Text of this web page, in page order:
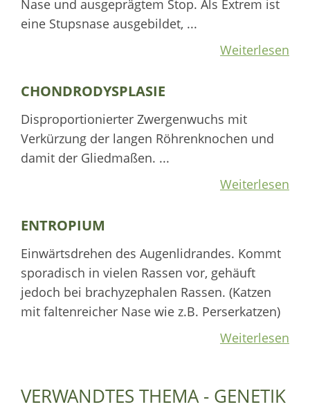
Nase und ausgeprägtem Stop. Als Extrem ist
eine Stupsnase ausgebildet, ...
Weiterlesen
CHONDRODYSPLASIE
Disproportionierter Zwergenwuchs mit
Verkürzung der langen Röhrenknochen und
damit der Gliedmaßen. ...
Weiterlesen
ENTROPIUM
Einwärtsdrehen des Augenlidrandes. Kommt
sporadisch in vielen Rassen vor, gehäuft
jedoch bei brachyzephalen Rassen. (Katzen
mit faltenreicher Nase wie z.B. Perserkatzen)
Weiterlesen
VERWANDTES THEMA - GENETIK